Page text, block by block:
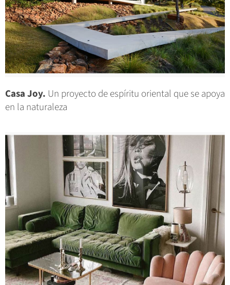
Casa Joy. Un proyecto de espíritu oriental que se apoya
en la naturaleza